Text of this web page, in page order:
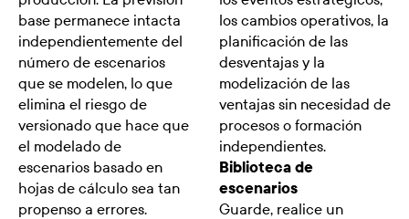
base permanece intacta
independientemente del
número de escenarios
que se modelen, lo que
elimina el riesgo de
versionado que hace que
el modelado de
escenarios basado en
hojas de cálculo sea tan
propenso a errores.
los cambios operativos, la
planificación de las
desventajas y la
modelización de las
ventajas sin necesidad de
procesos o formación
independientes.
Biblioteca de
escenarios
Guarde, realice un